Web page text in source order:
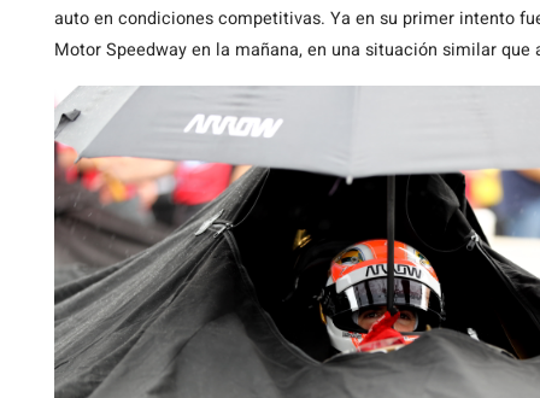
auto en condiciones competitivas. Ya en su primer intento
Motor Speedway en la mañana, en una situación similar